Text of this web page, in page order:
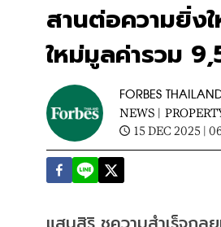
สานต่อความยิ่ง
ใหม่มูลค่ารวม
FORBES
NEWS |
15 DEC 2025 |